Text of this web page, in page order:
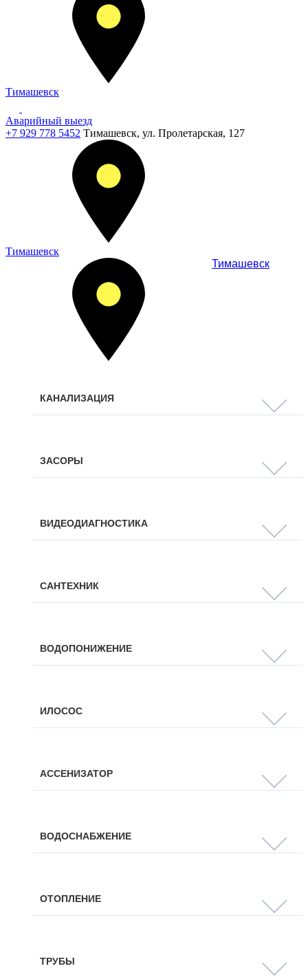
Тимашевск
Аварийный выезд
+7 929 778 5452 Тимашевск, ул. Пролетарская, 127
Тимашевск
Тимашевск
КАНАЛИЗАЦИЯ
ЗАСОРЫ
ВИДЕОДИАГНОСТИКА
САНТЕХНИК
ВОДОПОНИЖЕНИЕ
ИЛОСОС
АССЕНИЗАТОР
ВОДОСНАБЖЕНИЕ
ОТОПЛЕНИЕ
ТРУБЫ